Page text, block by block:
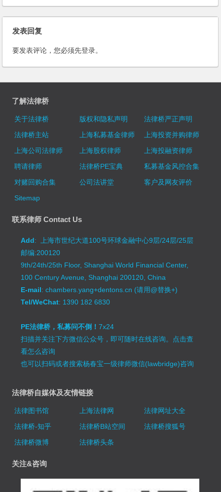
责？且看最高人民法院怎么判
发表回复
要发表评论，您必须先登录。
了解法律桥
关于法律桥 版权和隐私声明
法律桥严正声明
法律桥主站
上海私募基金律师
上海投资并购律师
上海公司法律师
上海股权律师
上海投融资律师
聘请律师
法律桥PE宝典
私募基金风控合集
对赌回购合集
公司法讲堂
客户及网友评价
Sitemap
联系律师 Contact Us
Add: 上海市世纪大道100号环球金融中心9层/24层/25层
邮编:200120
9th/24th/25th Floor, Shanghai World Financial Center,
100 Century Avenue, Shanghai 200120, China
E-mail: chambers.yang+dentons.cn (请用@替换+)
Tel/WeChat: 1390 182 6830
PE法律桥，私募问不倒！7x24
扫描并关注下方微信公众号，即可随时在线咨询。 点击查
看怎么咨询
也可以扫码或者搜索杨春宝一级律师微信(lawbridge)咨询
法律桥自媒体及友情链接
法律图书馆 上海法律网
法律网址大全
法律桥-知乎
法律桥B站空间
法律桥搜狐号
法律桥微博
法律桥头条
关注&咨询